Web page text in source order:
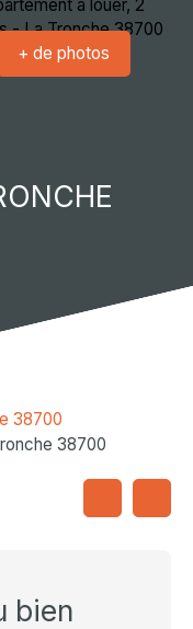
+ de photos
38700
38700
bien